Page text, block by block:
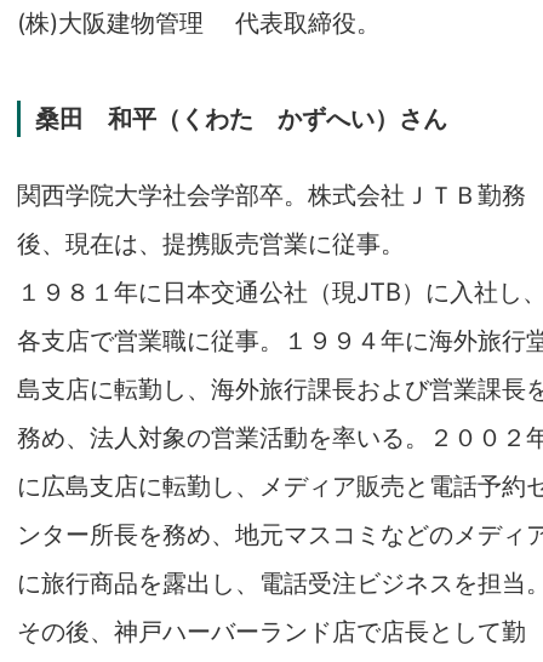
(株)大阪建物管理 代表取締役。
桑田 和平（くわた かずへい）さん
関西学院大学社会学部卒。株式会社ＪＴＢ勤務
後、現在は、提携販売営業に従事。
１９８１年に日本交通公社（現JTB）に入社し
各支店で営業職に従事。１９９４年に海外旅行
島支店に転勤し、海外旅行課長および営業課長
務め、法人対象の営業活動を率いる。２００２
に広島支店に転勤し、メディア販売と電話予約
ンター所長を務め、地元マスコミなどのメディ
に旅行商品を露出し、電話受注ビジネスを担当
その後、神戸ハーバーランド店で店長として勤